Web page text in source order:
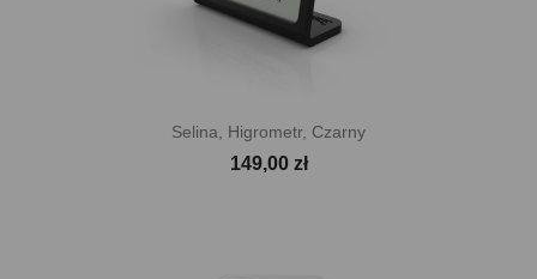
Selina, Higrometr, Czarny
149,00 zł